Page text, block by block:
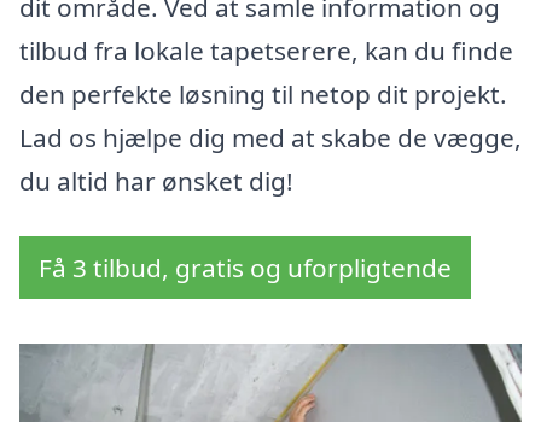
dit område. Ved at samle information og
tilbud fra lokale tapetserere, kan du finde
den perfekte løsning til netop dit projekt.
Lad os hjælpe dig med at skabe de vægge,
du altid har ønsket dig!
Få 3 tilbud, gratis og uforpligtende